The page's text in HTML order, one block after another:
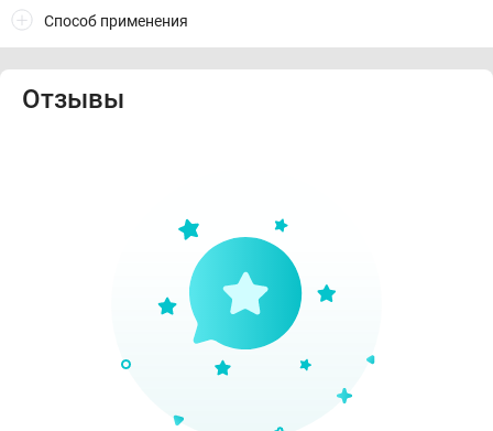
Способ применения
Отзывы